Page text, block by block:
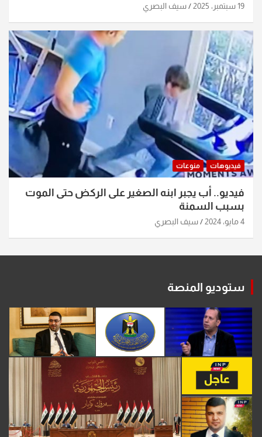
19 سبتمبر، 2025 سيف البصري
فيديوهات منوعات
فيديو.. أب يجبر ابنه الصغير على الركض حتى الموت
بسبب السمنة
4 مايو، 2024 سيف البصري
ستوديو المنصة